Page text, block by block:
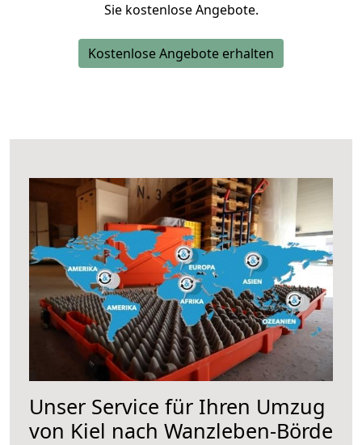
Sie kostenlose Angebote.
Kostenlose Angebote erhalten
Unser Service für Ihren Umzug
von Kiel nach Wanzleben-Börde